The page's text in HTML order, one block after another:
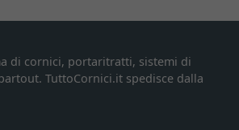
di cornici, portaritratti, sistemi di
TuttoCornici.it spedisce dalla